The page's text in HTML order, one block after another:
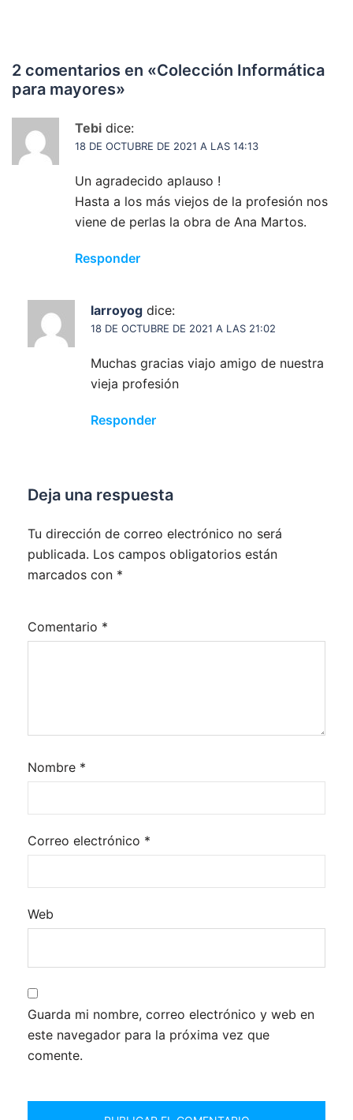
2 comentarios en «Colección Informática
para mayores»
Tebi dice:
18 DE OCTUBRE DE 2021 A LAS 14:13
Un agradecido aplauso !
Hasta a los más viejos de la profesión nos
viene de perlas la obra de Ana Martos.
Responder
larroyog dice:
18 DE OCTUBRE DE 2021 A LAS 21:02
Muchas gracias viajo amigo de nuestra
vieja profesión
Responder
Deja una respuesta
Tu dirección de correo electrónico no será
publicada. Los campos obligatorios están
marcados con *
Comentario *
Nombre *
Correo electrónico *
Web
Guarda mi nombre, correo electrónico y web en
este navegador para la próxima vez que
comente.